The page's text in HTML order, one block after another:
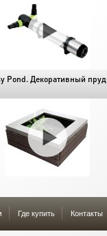
Pond. Декоративный пруд
Где купить Контакты